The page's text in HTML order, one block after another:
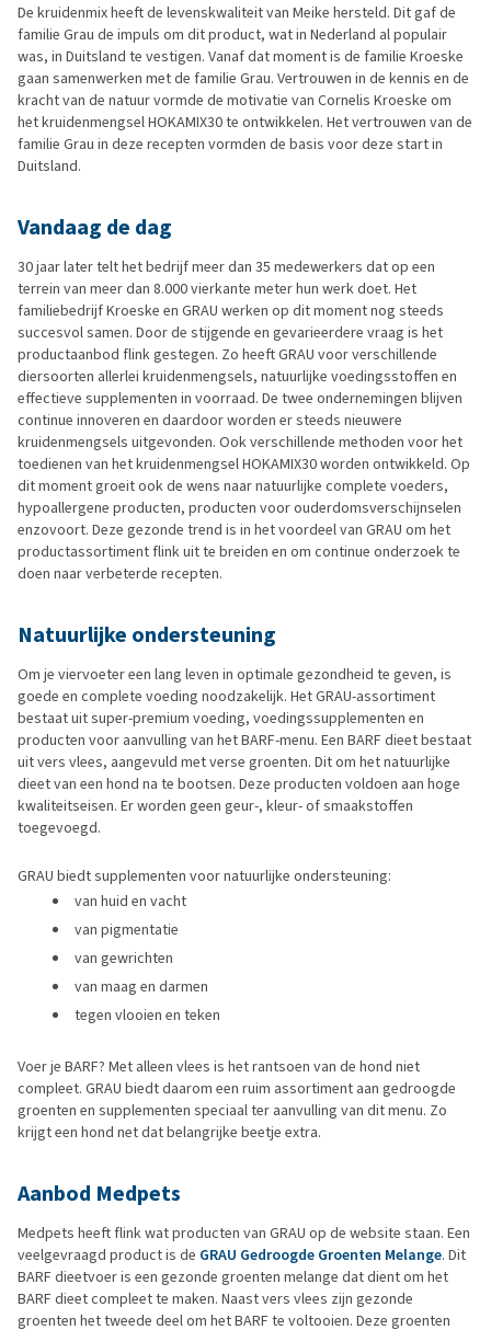
De kruidenmix heeft de levenskwaliteit van Meike hersteld. Dit gaf de
familie Grau de impuls om dit product, wat in Nederland al populair
was, in Duitsland te vestigen. Vanaf dat moment is de familie Kroeske
gaan samenwerken met de familie Grau. Vertrouwen in de kennis en de
kracht van de natuur vormde de motivatie van Cornelis Kroeske om
het kruidenmengsel HOKAMIX30 te ontwikkelen. Het vertrouwen van de
familie Grau in deze recepten vormden de basis voor deze start in
Duitsland.
Vandaag de dag
30 jaar later telt het bedrijf meer dan 35 medewerkers dat op een
terrein van meer dan 8.000 vierkante meter hun werk doet. Het
familiebedrijf Kroeske en GRAU werken op dit moment nog steeds
succesvol samen. Door de stijgende en gevarieerdere vraag is het
productaanbod flink gestegen. Zo heeft GRAU voor verschillende
diersoorten allerlei kruidenmengsels, natuurlijke voedingsstoffen en
effectieve supplementen in voorraad. De twee ondernemingen blijven
continue innoveren en daardoor worden er steeds nieuwere
kruidenmengsels uitgevonden. Ook verschillende methoden voor het
toedienen van het kruidenmengsel HOKAMIX30 worden ontwikkeld. Op
dit moment groeit ook de wens naar natuurlijke complete voeders,
hypoallergene producten, producten voor ouderdomsverschijnselen
enzovoort. Deze gezonde trend is in het voordeel van GRAU om het
productassortiment flink uit te breiden en om continue onderzoek te
doen naar verbeterde recepten.
Natuurlijke ondersteuning
Om je viervoeter een lang leven in optimale gezondheid te geven, is
goede en complete voeding noodzakelijk. Het GRAU-assortiment
bestaat uit super-premium voeding, voedingssupplementen en
producten voor aanvulling van het BARF-menu. Een BARF dieet bestaat
uit vers vlees, aangevuld met verse groenten. Dit om het natuurlijke
dieet van een hond na te bootsen. Deze producten voldoen aan hoge
kwaliteitseisen. Er worden geen geur-, kleur- of smaakstoffen
toegevoegd.
GRAU biedt supplementen voor natuurlijke ondersteuning:
van huid en vacht
van pigmentatie
van gewrichten
van maag en darmen
tegen vlooien en teken
Voer je BARF? Met alleen vlees is het rantsoen van de hond niet
compleet. GRAU biedt daarom een ruim assortiment aan gedroogde
groenten en supplementen speciaal ter aanvulling van dit menu. Zo
krijgt een hond net dat belangrijke beetje extra.
Aanbod Medpets
Medpets heeft flink wat producten van GRAU op de website staan. Een
veelgevraagd product is de GRAU Gedroogde Groenten Melange. Dit
BARF dieetvoer is een gezonde groenten melange dat dient om het
BARF dieet compleet te maken. Naast vers vlees zijn gezonde
groenten het tweede deel om het BARF te voltooien. Deze groenten